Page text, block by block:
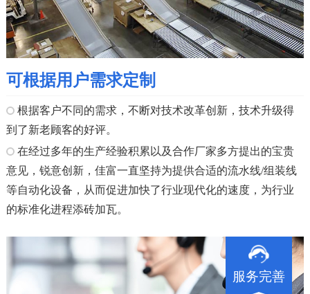
可根据用户需求定制
根据客户不同的需求，不断对技术改革创新，技术升级得
到了新老顾客的好评。
在经过多年的生产经验积累以及合作厂家多方提出的宝贵
意见，锐意创新，佳富一直坚持为提供合适的流水线/组装线
等自动化设备，从而促进加快了行业现代化的速度，为行业
的标准化进程添砖加瓦。
服务完善